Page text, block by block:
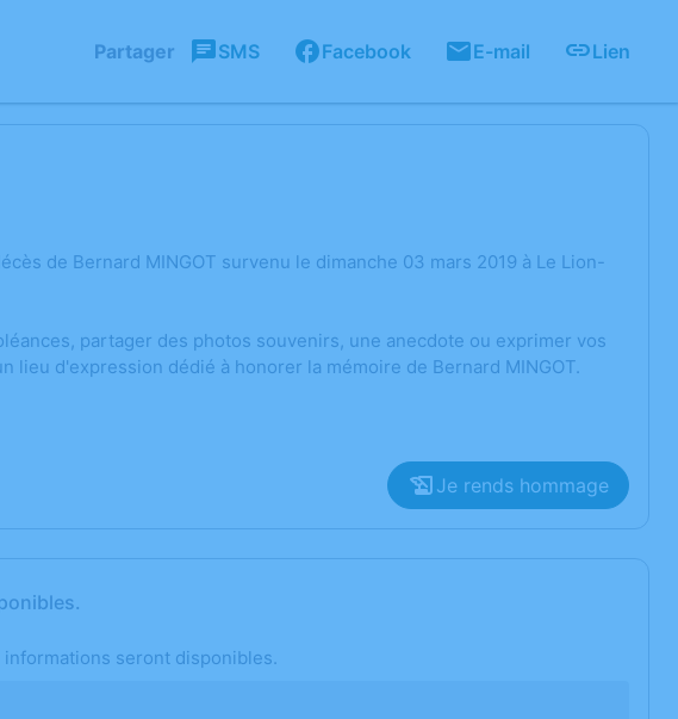
Partager SMS Facebook E-mail Lien
de Bernard MINGOT survenu le dimanche 03 mars 2019 à Le Lion-
partager des photos souvenirs, une anecdote ou exprimer vos
d'expression dédié à honorer la mémoire de Bernard MINGOT.
Je rends hommage
seront disponibles.